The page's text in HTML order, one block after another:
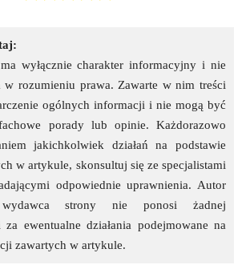
wyłącznie charakter informacyjny i nie
w rozumieniu prawa. Zawarte w nim treści
ogólnych informacji i nie mogą być
porady lub opinie. Każdorazowo
jakichkolwiek działań na podstawie
w artykule, skonsultuj się ze specjalistami
odpowiednie uprawnienia. Autor
strony nie ponosi żadnej
za ewentualne działania podejmowane na
zawartych w artykule.